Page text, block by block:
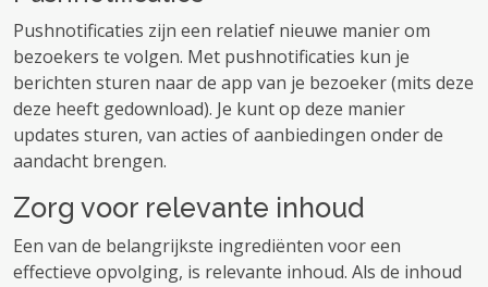
Pushnotificaties zijn een relatief nieuwe manier om
bezoekers te volgen. Met pushnotificaties kun je
berichten sturen naar de app van je bezoeker (mits deze
deze heeft gedownload). Je kunt op deze manier
updates sturen, van acties of aanbiedingen onder de
aandacht brengen.
Zorg voor relevante inhoud
Een van de belangrijkste ingrediënten voor een
effectieve opvolging, is relevante inhoud. Als de inhoud